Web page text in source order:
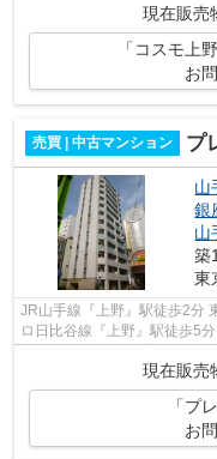
現在販売
「コスモ上
お
売買 | 中古マンション プ
山
銀
山
築
東
JR山手線『上野』駅徒歩2分
ロ日比谷線『上野』駅徒歩5分 平成25年1月竣工のRC造13階建 総戸数25戸
現在販売
「プ
お